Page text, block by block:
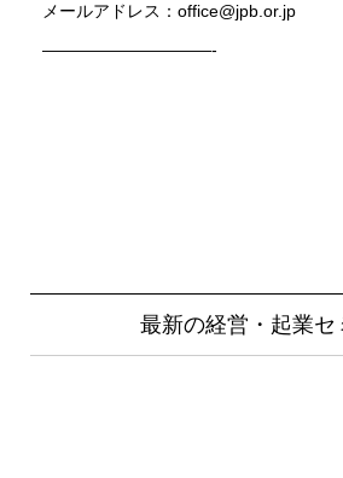
メールアドレス：office@jpb.or.jp
——————————-
最新の経営・起業セ